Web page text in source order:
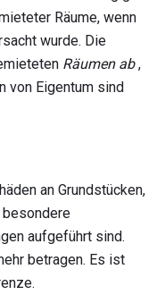
Räume, wenn
wurde. Die
Räumen ab,
von Eigentum sind
an Grundstücken,
aufgeführt sind.
betragen. Es ist